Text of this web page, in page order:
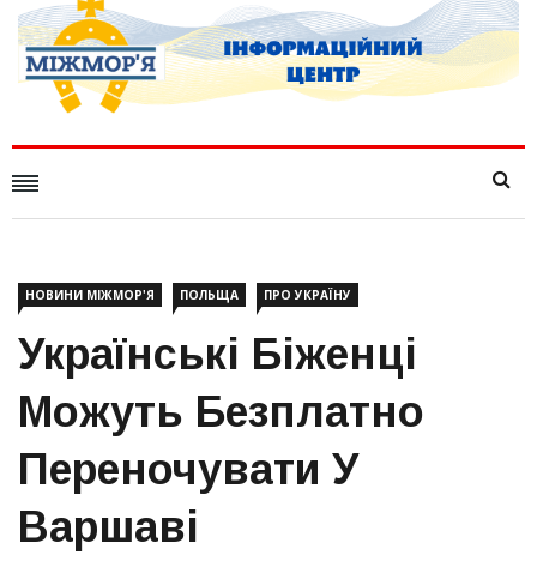
НОВИНИ МІЖМОР'Я ПОЛЬЩА ПРО УКРАЇНУ
Українські Біженці
Можуть Безплатно
Переночувати У
Варшаві